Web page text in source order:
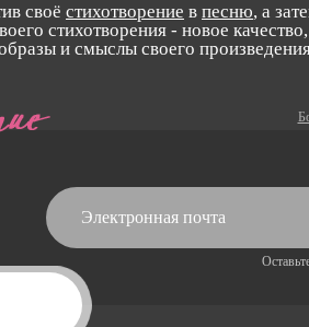
своё стихотворение в песню, а
стихотворения - новое
и смыслы своего